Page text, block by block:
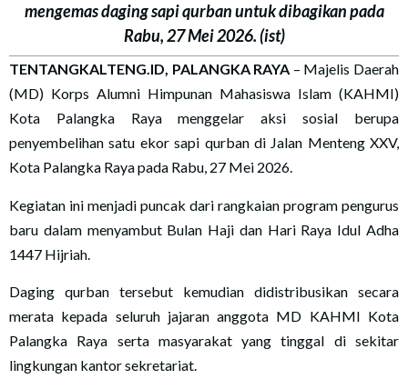
mengemas daging sapi qurban untuk dibagikan pada
Rabu, 27 Mei 2026. (ist)
TENTANGKALTENG.ID, PALANGKA RAYA – Majelis Daerah
(MD) Korps Alumni Himpunan Mahasiswa Islam (KAHMI)
Kota Palangka Raya menggelar aksi sosial berupa
penyembelihan satu ekor sapi qurban di Jalan Menteng XXV,
Kota Palangka Raya pada Rabu, 27 Mei 2026.
Kegiatan ini menjadi puncak dari rangkaian program pengurus
baru dalam menyambut Bulan Haji dan Hari Raya Idul Adha
1447 Hijriah.
Daging qurban tersebut kemudian didistribusikan secara
merata kepada seluruh jajaran anggota MD KAHMI Kota
Palangka Raya serta masyarakat yang tinggal di sekitar
lingkungan kantor sekretariat.